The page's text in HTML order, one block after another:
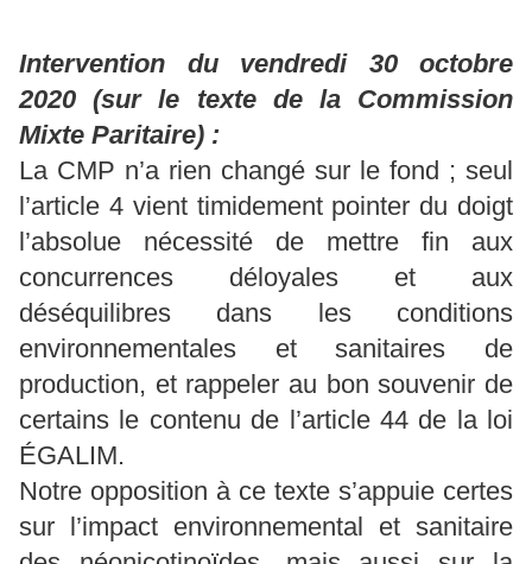
Intervention du vendredi 30 octobre
2020 (sur le texte de la Commission
Mixte Paritaire) :
La CMP n’a rien changé sur le fond ; seul
l’article 4 vient timidement pointer du doigt
l’absolue nécessité de mettre fin aux
concurrences déloyales et aux
déséquilibres dans les conditions
environnementales et sanitaires de
production, et rappeler au bon souvenir de
certains le contenu de l’article 44 de la loi
ÉGALIM.
Notre opposition à ce texte s’appuie certes
sur l’impact environnemental et sanitaire